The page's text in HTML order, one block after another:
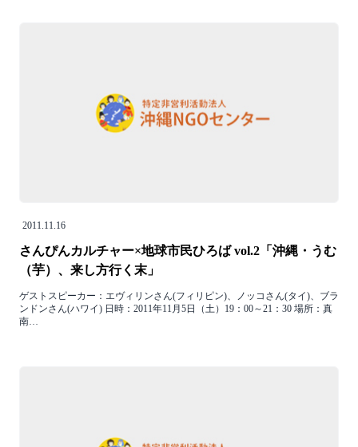
2011.11.16
さんぴんカルチャー×地球市民ひろば vol.2「沖縄・うむ
（芋）、来し方行く末」
ゲストスピーカー：エヴィリンさん(フィリピン)、ノッコさん(タイ)、ブラ
ンドンさん(ハワイ) 日時：2011年11月5日（土）19：00～21：30 場所：真
南…